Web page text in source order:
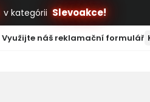
v kategórii Slevoakce!
Využijte náš reklamační formulář